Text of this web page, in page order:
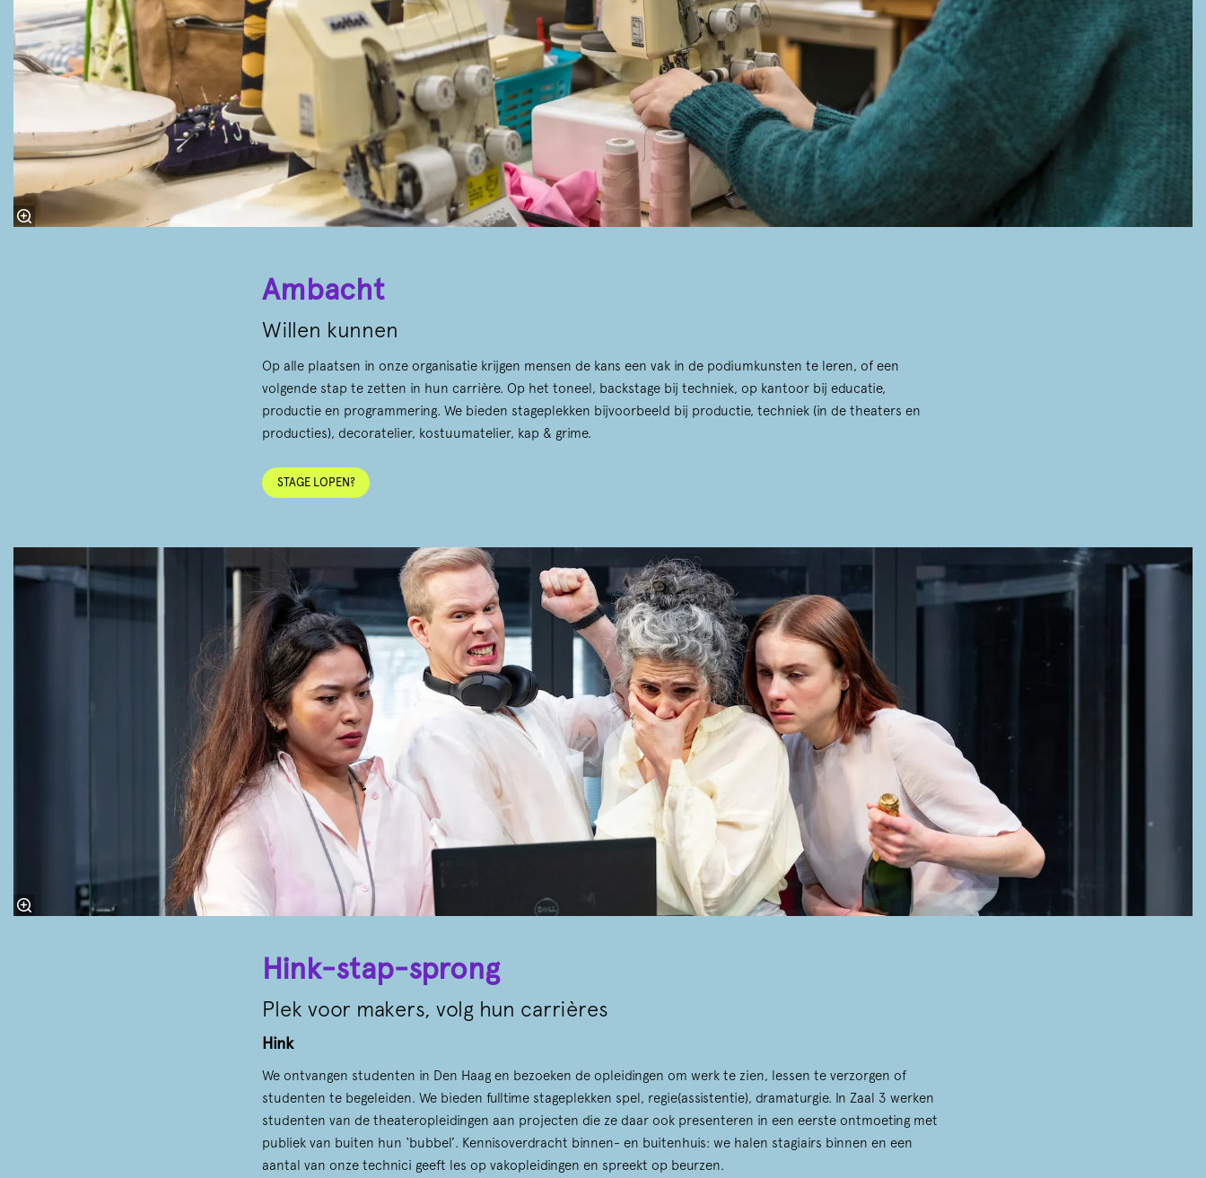
Ambacht
Willen kunnen
Op alle plaatsen in onze organisatie krijgen mensen de kans een vak in de podiumkunsten te leren, of een
volgende stap te zetten in hun carrière. Op het toneel, backstage bij techniek, op kantoor bij educatie,
productie en programmering. We bieden stageplekken bijvoorbeeld bij productie, techniek (in de theaters en
producties), decoratelier, kostuumatelier, kap & grime.
STAGE LOPEN?
Hink-stap-sprong
Plek voor makers, volg hun carrières
Hink
We ontvangen studenten in Den Haag en bezoeken de opleidingen om werk te zien, lessen te verzorgen of
studenten te begeleiden. We bieden fulltime stageplekken spel, regie(assistentie), dramaturgie. In Zaal 3 werken
studenten van de theateropleidingen aan projecten die ze daar ook presenteren in een eerste ontmoeting met
publiek van buiten hun ‘bubbel’. Kennisoverdracht binnen- en buitenhuis: we halen stagiairs binnen en een
aantal van onze technici geeft les op vakopleidingen en spreekt op beurzen.